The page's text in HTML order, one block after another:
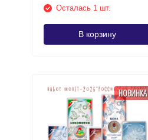
Осталась 1 шт.
В корзину
НОВИНКА